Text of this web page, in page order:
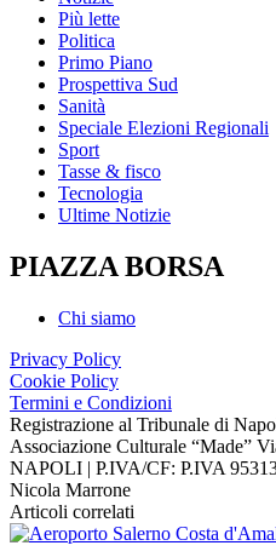
Più lette
Politica
Primo Piano
Prospettiva Sud
Sanità
Speciale Elezioni Regionali
Sport
Tasse & fisco
Tecnologia
Ultime Notizie
PIAZZA BORSA
Chi siamo
Privacy Policy
Cookie Policy
Termini e Condizioni
Registrazione al Tribunale di
Associazione Culturale “Made”
NAPOLI | P.IVA/CF: P.IVA
Nicola Marrone
Articoli correlati